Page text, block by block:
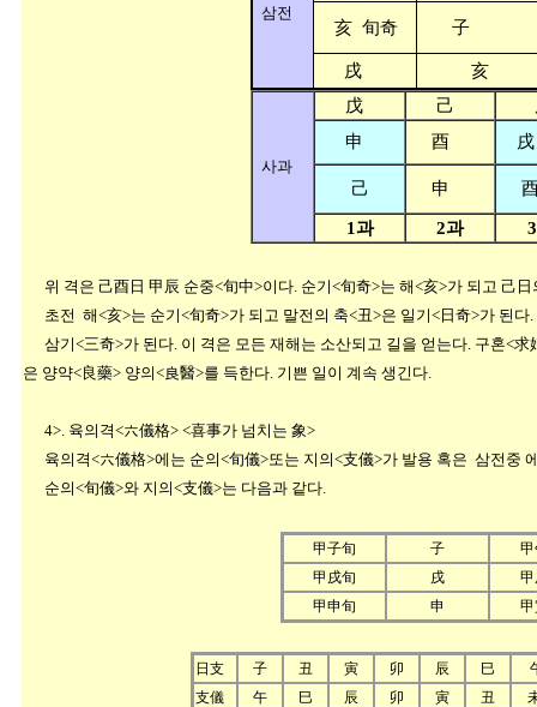
삼전
亥 旬奇 子
戌 亥
사과
戊 己
申
酉 戌
己 申
1과 2과
위 격은 己酉日 甲辰 순중<旬中>이다. 순기<旬奇>는 해<亥>가 되고 己日
초전 해<亥>는 순기<旬奇>가 되고 말전의 축<丑>은 일기<日奇>가 된다
삼기<三奇>가 된다. 이 격은 모든 재해는 소산되고 길을 얻는다. 구혼<
은 양약<良藥> 양의<良醫>를 득한다. 기쁜 일이 계속 생긴다.
4>. 육의격<六儀格> <喜事가 넘치는 象>
육의격<六儀格>에는 순의<旬儀>또는 지의<支儀>가 발용 혹은 삼전중
순의<旬儀>와 지의<支儀>는 다음과 같다.
甲子旬 子
甲
甲戌旬
戌
甲
甲申旬
申 甲
日支 子 丑 寅 卯 辰 巳
支儀
午 巳 辰 卯 寅 丑